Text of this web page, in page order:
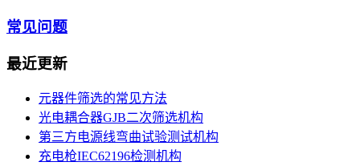
常见问题
最近更新
元器件筛选的常见方法
光电耦合器GJB二次筛选机构
第三方电源线弯曲试验测试机构
充电枪IEC62196检测机构